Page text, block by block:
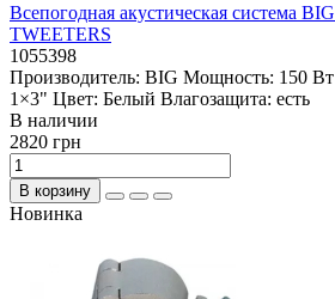
Всепогодная акустическая система
TWEETERS
1055398
Производитель: BIG Мощность: 150 Вт
1×3" Цвет: Белый Влагозащита: есть
В наличии
2820 грн
В корзину
Новинка